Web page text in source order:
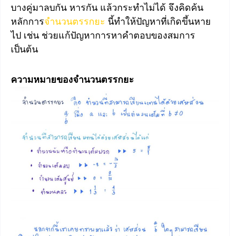
บางคู่มาลบกัน หารกัน แล้วกระทำไม่ได้ จึงคิดค้น
หลักการจำนวนตรรกยะ นี้ทำให้ปัญหาที่เกิดขึ้นหาย
ไป เช่น ช่วยแก้ปัญหาการหาคำตอบของสมการ
เป็นต้น
ความหมายของจำนวนตรรกยะ